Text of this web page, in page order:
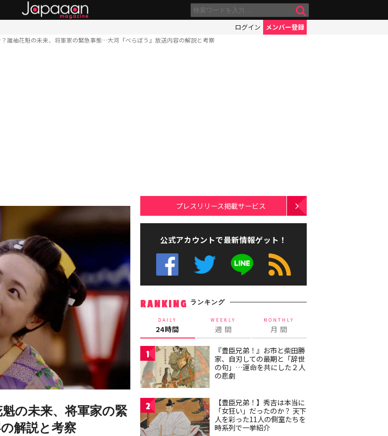
ログイン メンバー登録
？誰袖花魁の未来、将軍家の緊急事態…大河『べらぼう』放送内容の解説と考察
魁の未来、将軍家の緊
解説と考察
プレスリリース掲載サービス
公式アカウントで最新情報ゲット！
RANKING ランキング
DAILY
24時間
WEEKLY
週 間
MONTHLY
月 間
1
『豊臣兄弟！』お市と柴田勝
家、自刃しての最期と「辞世
の句」…運命を共にした２人
の悲劇
2
【豊臣兄弟！】秀吉は本当に
「女狂い」だったのか？ 天下
人を彩った11人の側室たちを
時系列で一挙紹介